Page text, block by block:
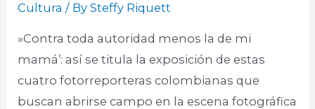
Cultura / BySteffy Riquett
»Contra toda autoridad menos la de mi
mamá’: así se titula la exposición de estas
cuatro fotorreporteras colombianas que
buscan abrirse campo en la escena fotográfica